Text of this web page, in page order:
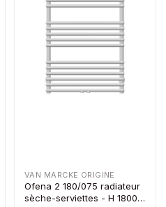
VAN MARCKE ORIGINE
Ofena 2 180/075 radiateur
sèche-serviettes - H 1800 x